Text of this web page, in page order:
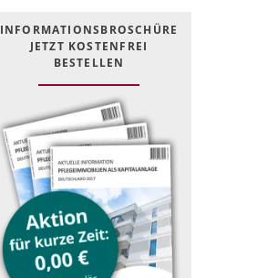
INFOR­MATIONS­BROSCHÜRE
JETZT KOSTEN­FREI
BESTELLEN